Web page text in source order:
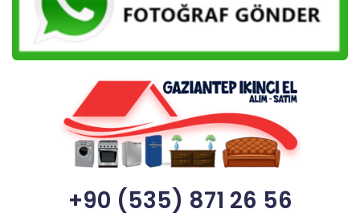
+90 (535) 871 26 56